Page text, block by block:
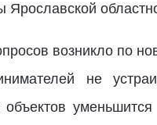
Ярославской
возникло по
не
объектов